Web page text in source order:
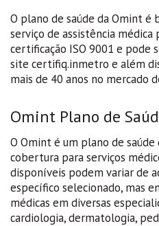
O plano de saúde da Omint é
serviço de assistência médica
certificação ISO 9001 e pode
site certifiq.inmetro e além
mais de 40 anos no mercado
Omint Plano de
O Omint é um plano de
cobertura para serviços
disponíveis podem variar de
específico selecionado, mas
médicas em diversas
cardiologia, dermatologia,